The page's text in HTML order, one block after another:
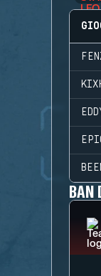
BAN